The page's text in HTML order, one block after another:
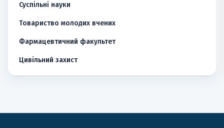
Суспільні науки
Товариство молодих вчених
Фармацевтичний факультет
Цивільний захист